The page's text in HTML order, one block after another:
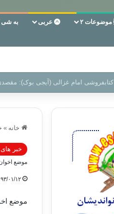
موضوعات ۲ عربی به شی
سر دفتر فساد در زمین‌، دوری وکناره‌گیری
خانه »
خبر
موضع
۹۳/۰۱/۱۲
موضع